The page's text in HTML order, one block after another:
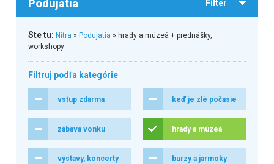
Podujatia Filter
Ste tu: Nitra » Podujatia » hrady a múzeá + prednášky,
workshopy
Filtruj podľa kategórie
vstup zdarma keď je zlé počasie
zábava vonku hrady a múzeá
výstavy, koncerty burzy a jarmoky